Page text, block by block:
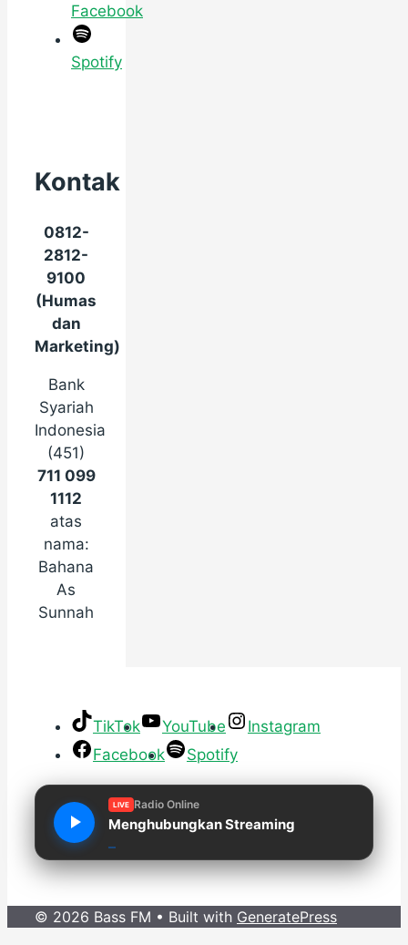
Facebook
Spotify
Kontak
0812-
2812-
9100
(Humas
dan
Marketing)
Bank
Syariah
Indonesia
(451)
711 099
1112
atas
nama:
Bahana
As
Sunnah
TikTok YouTube
Instagram
Facebook
Spotify
LIVE Radio Online
Menghubungkan Streaming
© 2026 Bass FM • Built with GeneratePress